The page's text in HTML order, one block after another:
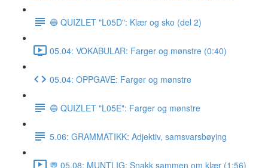
🔵 QUIZLET "L05D": Klær og sko (del 2)
05.04: VOKABULAR: Farger og mønstre (0:40)
05.04: OPPGAVE: Farger og mønstre
🔵 QUIZLET "L05E": Farger og mønstre
5.06: GRAMMATIKK: Adjektiv, samsvarsbøying
💬 05.08: MUNTLIG: Snakk sammen om klær (1:56)